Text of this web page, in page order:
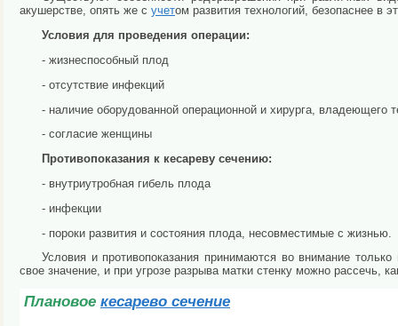
акушерстве, опять же с учетом развития технологий, безопаснее в
Условия для проведения операции:
- жизнеспособный плод
- отсутствие инфекций
- наличие оборудованной операционной и хирурга, владеющего
- согласие женщины
Противопоказания к кесареву сечению:
- внутриутробная гибель плода
- инфекции
- пороки развития и состояния плода, несовместимые с жизнью.
Условия и противопоказания принимаются во внимание
свое значение, и при угрозе разрыва матки стенку можно рассечь,
Плановое кесарево сечение